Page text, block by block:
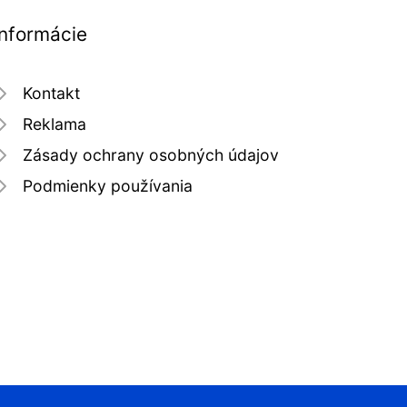
Kontakt
Reklama
Zásady ochrany osobných údajov
Podmienky používania